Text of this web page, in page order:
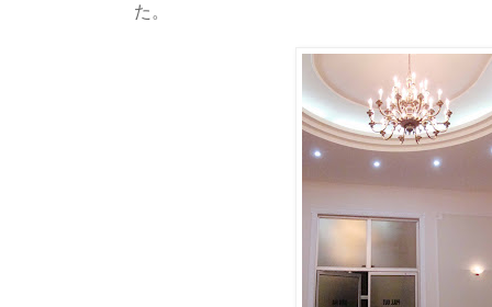
た。